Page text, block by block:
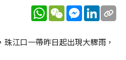
WhatsApp
WeChatMessenger
LinkedIn
江口一帶昨日起出現大驟雨，